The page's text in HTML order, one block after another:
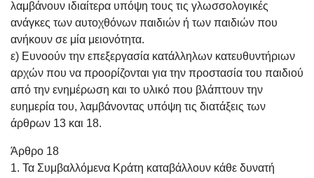
λαμβάνουν ιδιαίτερα υπόψη τους τις γλωσσολογικές
ανάγκες των αυτοχθόνων παιδιών ή των παιδιών που
ανήκουν σε μία μειονότητα.
ε) Ευνοούν την επεξεργασία κατάλληλων κατευθυντήριων
αρχών που να προορίζονται για την προστασία του παιδιού
από την ενημέρωση και το υλικό που βλάπτουν την
ευημερία του, λαμβάνοντας υπόψη τις διατάξεις των
άρθρων 13 και 18.
Άρθρο 18
1. Τα Συμβαλλόμενα Κράτη καταβάλλουν κάθε δυνατή